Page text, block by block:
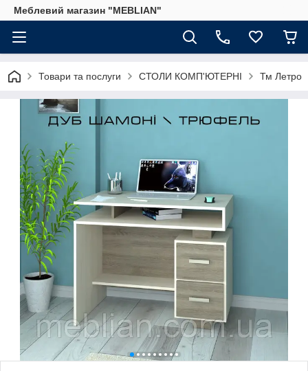
Меблевий магазин "MEBLIAN"
Товари та послуги СТОЛИ КОМП'ЮТЕРНІ Тм Летро